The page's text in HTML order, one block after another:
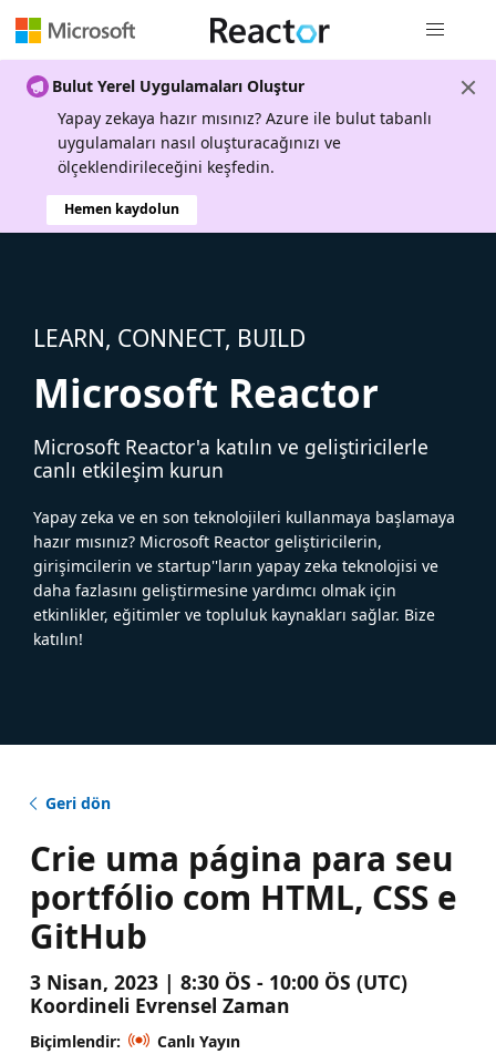
Bulut Yerel Uygulamaları Oluştur
Yapay zekaya hazır mısınız? Azure ile bulut tabanlı
uygulamaları nasıl oluşturacağınızı ve
ölçeklendirileceğini keşfedin.
Hemen kaydolun
LEARN, CONNECT, BUILD
Microsoft Reactor
Microsoft Reactor'a katılın ve geliştiricilerle
canlı etkileşim kurun
Yapay zeka ve en son teknolojileri kullanmaya başlamaya
hazır mısınız? Microsoft Reactor geliştiricilerin,
girişimcilerin ve startup''ların yapay zeka teknolojisi ve
daha fazlasını geliştirmesine yardımcı olmak için
etkinlikler, eğitimler ve topluluk kaynakları sağlar. Bize
katılın!
Geri dön
Crie uma página para seu
portfólio com HTML, CSS e
GitHub
3 Nisan, 2023 | 8:30 ÖS - 10:00 ÖS (UTC)
Koordineli Evrensel Zaman
Biçimlendir:
Canlı Yayın